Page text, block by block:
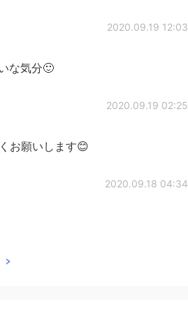
2020.09.19 12:03
な気分🙂
2020.09.19 02:25
お願いします😊
2020.09.18 04:34